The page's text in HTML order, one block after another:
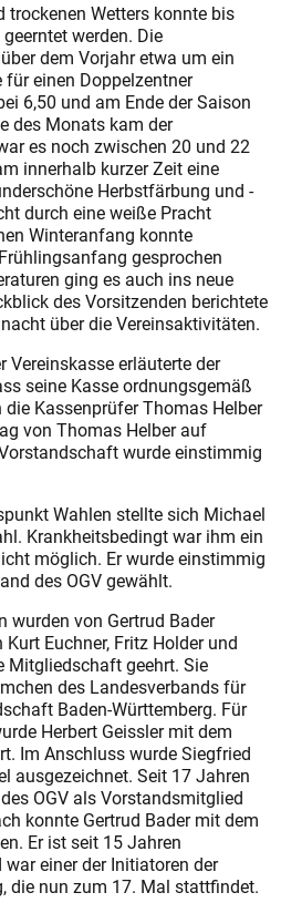
Wetters konnte bis
werden. Die
dem Vorjahr etwa um ein
für einen Doppelzentner
6,50 und am Ende der Saison
des Monats kam der
es noch zwischen 20 und 22
innerhalb kurzer Zeit eine
Herbstfärbung und -
durch eine weiße Pracht
Winteranfang konnte
gesprochen
ging es auch ins neue
des Vorsitzenden berichtete
über die Vereinsaktivitäten.
Vereinskasse erläuterte der
seine Kasse ordnungsgemäß
Kassenprüfer Thomas Helber
von Thomas Helber auf
wurde einstimmig
Wahlen stellte sich Michael
Krankheitsbedingt war ihm ein
möglich. Er wurde einstimmig
des OGV gewählt.
wurden von Gertrud Bader
Euchner, Fritz Holder und
Mitgliedschaft geehrt. Sie
des Landesverbands für
Baden-Württemberg. Für
Herbert Geissler mit dem
Im Anschluss wurde Siegfried
ausgezeichnet. Seit 17 Jahren
OGV als Vorstandsmitglied
konnte Gertrud Bader mit dem
Er ist seit 15 Jahren
einer der Initiatoren der
die nun zum 17. Mal stattfindet.